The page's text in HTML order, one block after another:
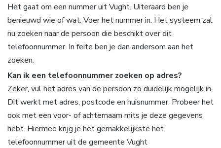
Het gaat om een nummer uit Vught. Uiteraard ben je
benieuwd wie of wat. Voer het nummer in. Het systeem zal
nu zoeken naar de persoon die beschikt over dit
telefoonnummer. In feite ben je dan andersom aan het
zoeken.
Kan ik een telefoonnummer zoeken op adres?
Zeker, vul het adres van de persoon zo duidelijk mogelijk in.
Dit werkt met adres, postcode en huisnummer. Probeer het
ook met een voor- of achternaam mits je deze gegevens
hebt. Hiermee krijg je het gemakkelijkste het
telefoonnummer uit de gemeente Vught